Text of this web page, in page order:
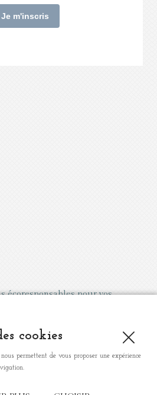
écoresponsables pour vos
cookies
permettent de vous proposer une expérience